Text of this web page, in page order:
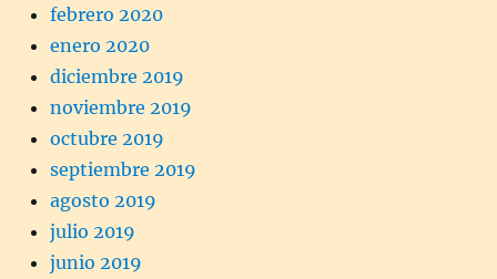
febrero 2020
enero 2020
diciembre 2019
noviembre 2019
octubre 2019
septiembre 2019
agosto 2019
julio 2019
junio 2019